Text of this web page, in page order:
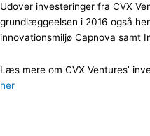
Udover investeringer fra CVX
grundlæggeelsen i 2016 også
innovationsmiljø Capnova samt
Læs mere om CVX Ventures’
her